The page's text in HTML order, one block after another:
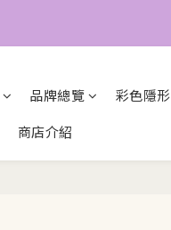
品牌總覽
彩色隱
商店介紹